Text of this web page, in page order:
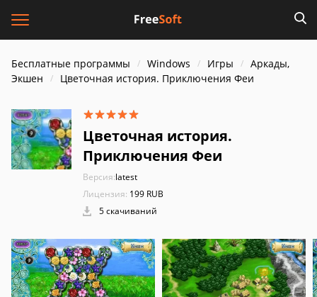
Бесплатные программы Windows Игры
Аркады,
Экшен
Цветочная история. Приключения Феи
Цветочная история.
Приключения Феи
Версия:latest
Лицензия: 199 RUB
5 скачиваний